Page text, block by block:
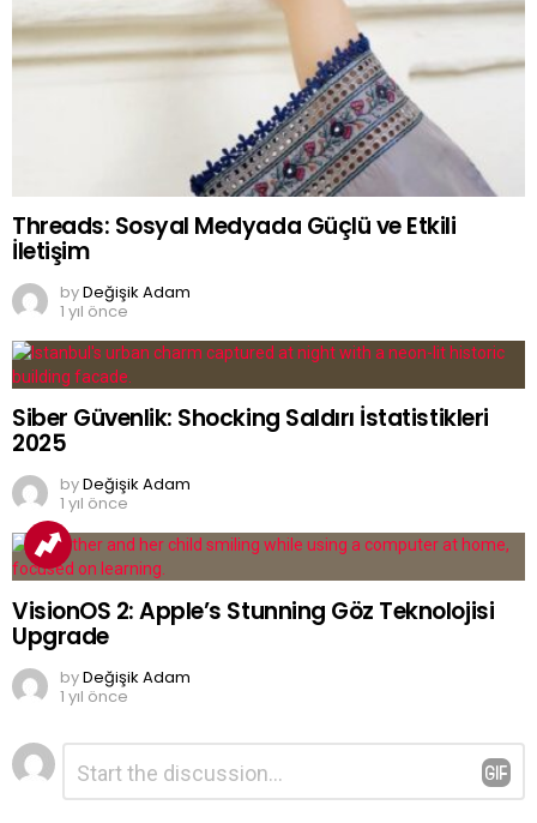
Threads: Sosyal Medyada Güçlü ve Etkili
İletişim
byDeğişik Adam
1 yıl önce
Siber Güvenlik: Shocking Saldırı İstatistikleri
2025
byDeğişik Adam
1 yıl önce
VisionOS 2: Apple’s Stunning Göz Teknolojisi
Upgrade
byDeğişik Adam
1 yıl önce
Bir
yanıt
yazın
Yorum